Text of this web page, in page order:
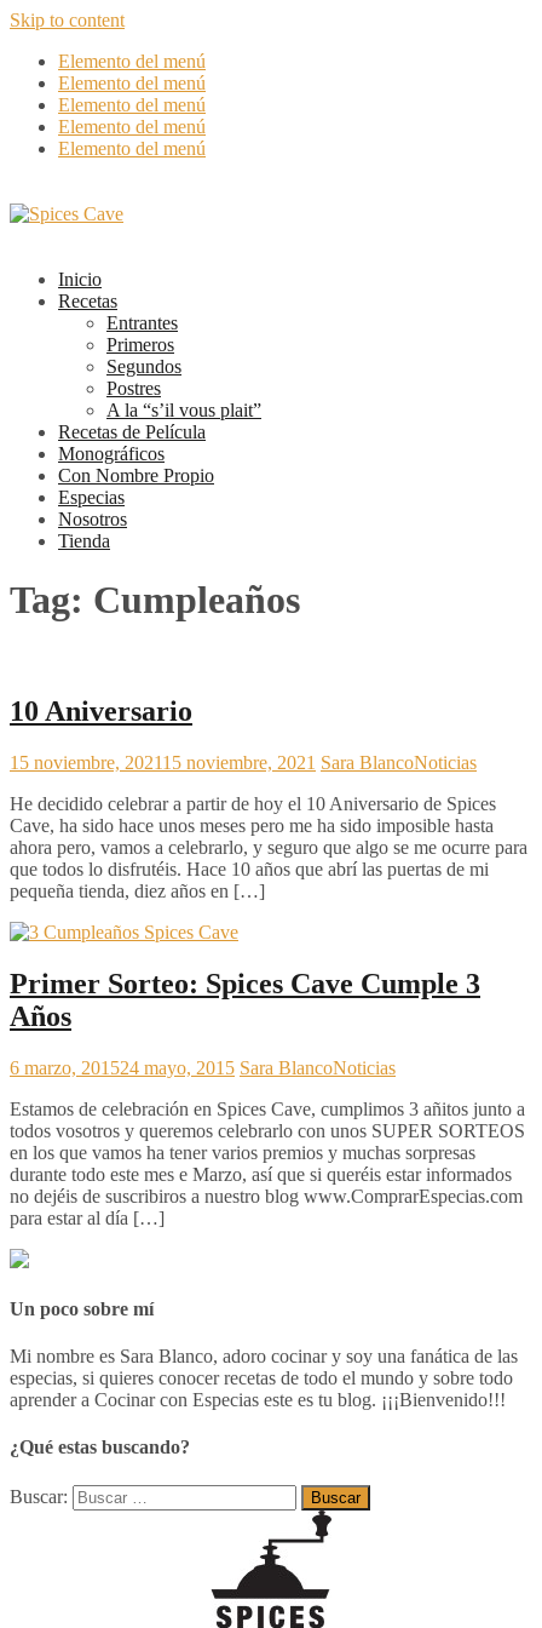
Skip to content
Elemento del menú
Elemento del menú
Elemento del menú
Elemento del menú
Elemento del menú
Inicio
Recetas
Entrantes
Primeros
Segundos
Postres
A la “s’il vous plait”
Recetas de Película
Monográficos
Con Nombre Propio
Especias
Nosotros
Tienda
Tag: Cumpleaños
10 Aniversario
15 noviembre, 202115 noviembre, 2021 Sara BlancoNoticias
He decidido celebrar a partir de hoy el 10 Aniversario de Spices
Cave, ha sido hace unos meses pero me ha sido imposible hasta
ahora pero, vamos a celebrarlo, y seguro que algo se me ocurre para
que todos lo disfrutéis. Hace 10 años que abrí las puertas de mi
pequeña tienda, diez años en […]
Primer Sorteo: Spices Cave Cumple 3
Años
6 marzo, 201524 mayo, 2015 Sara BlancoNoticias
Estamos de celebración en Spices Cave, cumplimos 3 añitos junto a
todos vosotros y queremos celebrarlo con unos SUPER SORTEOS
en los que vamos ha tener varios premios y muchas sorpresas
durante todo este mes e Marzo, así que si queréis estar informados
no dejéis de suscribiros a nuestro blog www.ComprarEspecias.com
para estar al día […]
Un poco sobre mí
Mi nombre es Sara Blanco, adoro cocinar y soy una fanática de las
especias, si quieres conocer recetas de todo el mundo y sobre todo
aprender a Cocinar con Especias este es tu blog. ¡¡¡Bienvenido!!!
¿Qué estas buscando?
Buscar: